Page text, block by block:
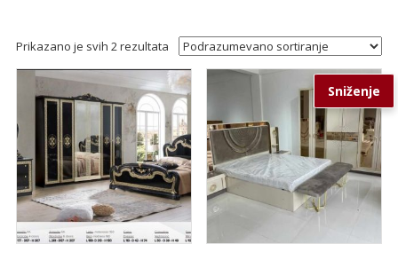
Prikazano je svih 2 rezultata
Sniženje